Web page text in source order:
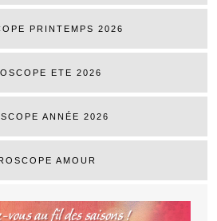
PRINTEMPS 2026
ETE 2026
ANNÉE 2026
AMOUR